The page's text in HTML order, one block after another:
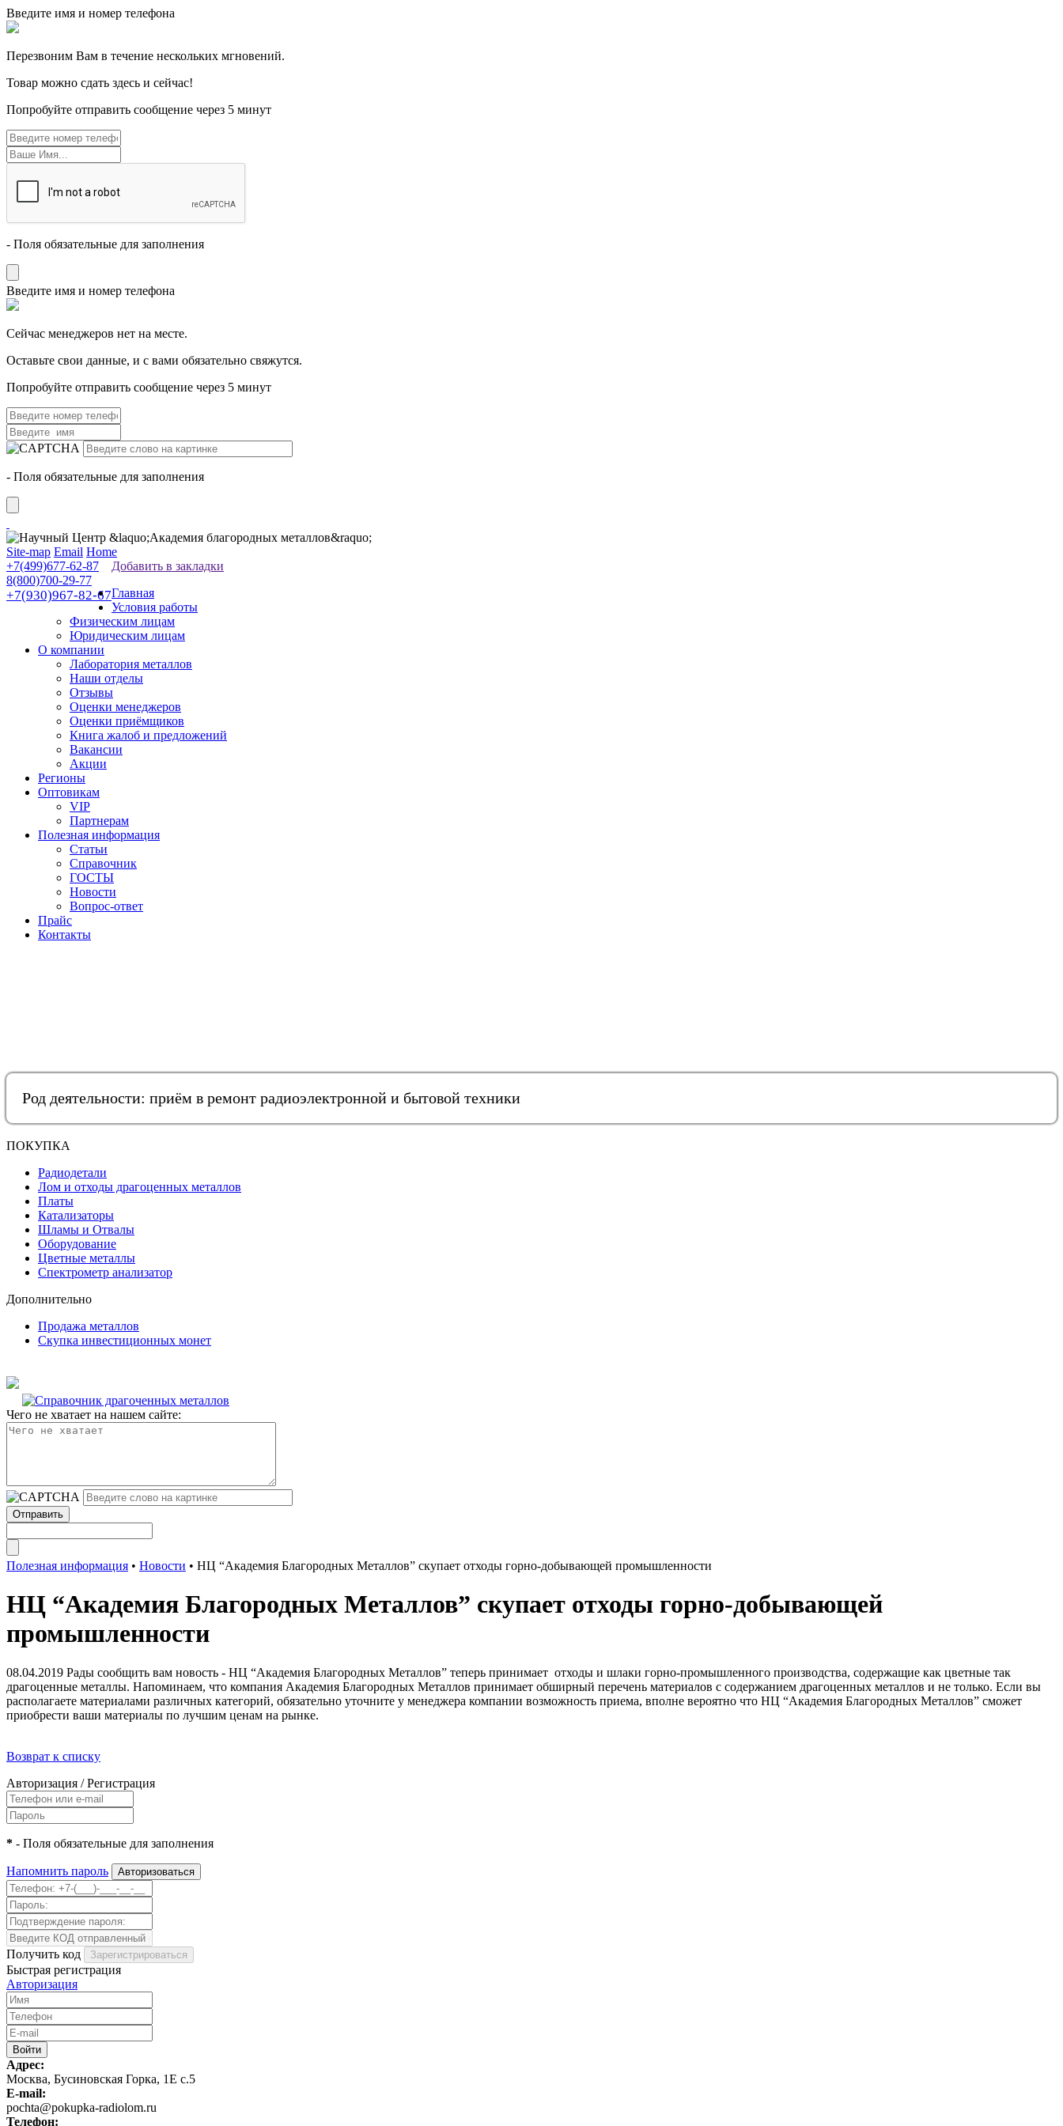
Введите имя и номер телефона
Перезвоним Вам в течение нескольких мгновений.
Товар можно сдать здесь и сейчас!
Попробуйте отправить сообщение через 5 минут
- Поля обязательные для заполнения
Введите имя и номер телефона
Cейчас менеджеров нет на месте.
Оставьте свои данные, и с вами обязательно свяжутся.
Попробуйте отправить сообщение через 5 минут
- Поля обязательные для заполнения
Site-map Email Home
+7(499)677-62-87
8(800)700-29-77
+7(930)967-82-67
Добавить в закладки
Главная
Условия работы
Физическим лицам
Юридическим лицам
О компании
Лаборатория металлов
Наши отделы
Отзывы
Оценки менеджеров
Оценки приёмщиков
Книга жалоб и предложений
Вакансии
Акции
Регионы
Оптовикам
VIP
Партнерам
Полезная информация
Статьи
Справочник
ГОСТЫ
Новости
Вопрос-ответ
Прайс
Контакты
Род деятельности: приём в ремонт радиоэлектронной и бытовой техники
ПОКУПКА
Радиодетали
Лом и отходы драгоценных металлов
Платы
Катализаторы
Шламы и Отвалы
Оборудование
Цветные металлы
Спектрометр анализатор
Дополнительно
Продажа металлов
Скупка инвестиционных монет
Чего не хватает на нашем сайте:
Полезная информация • Новости • НЦ “Академия Благородных Металлов” скупает отходы горно-добывающей промышленности
НЦ “Академия Благородных Металлов” скупает отходы горно-добывающей
промышленности
08.04.2019 Рады сообщить вам новость - НЦ “Академия Благородных Металлов” теперь принимает отходы и шлаки горно-промышленного производства, содержащие как цветные так
драгоценные металлы. Напоминаем, что компания Академия Благородных Металлов принимает обширный перечень материалов с содержанием драгоценных металлов и не только. Если вы
располагаете материалами различных категорий, обязательно уточните у менеджера компании возможность приема, вполне вероятно что НЦ “Академия Благородных Металлов” сможет
приобрести ваши материалы по лучшим ценам на рынке.
Возврат к списку
Авторизация /Регистрация
* - Поля обязательные для заполнения
Напомнить пароль
Получить код
Быстрая регистрация
Авторизация
Адрес:
Москва, Бусиновская Горка, 1Е с.5
E-mail:
pochta@pokupka-radiolom.ru
Телефон: